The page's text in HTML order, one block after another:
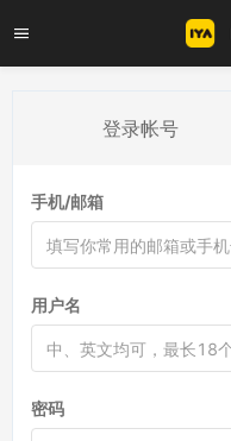
登录帐号
手机/邮箱
用户名
密码